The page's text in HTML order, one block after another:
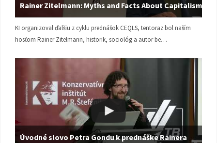
Rainer Zitelmann: Myths and Facts About Capitalism
KI organizoval ďalšiu z cyklu prednášok CEQLS, tentoraz bol naším
hosťom Rainer Zitelmann, historik, sociológ a autor be…
Úvodné slovo Petra Gondu k prednáške Rainera